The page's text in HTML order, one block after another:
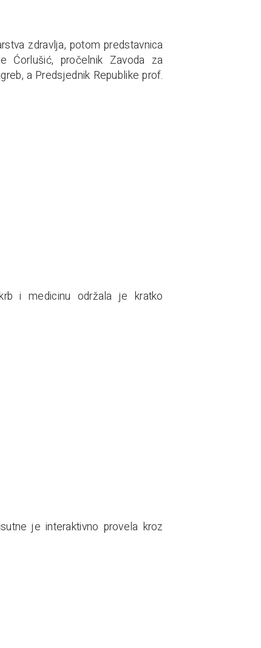
zdravlja, potom predstavnica
Ćorlušić, pročelnik Zavoda za
a Predsjednik Republike prof.
i medicinu održala je kratko
je interaktivno provela kroz